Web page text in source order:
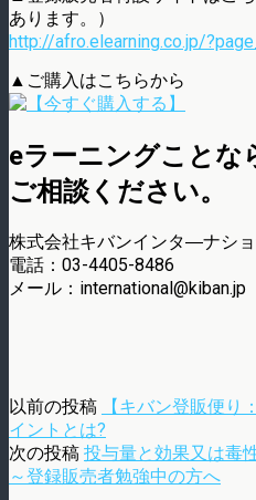
あります。）
http://afro.elearning.co.jp/
▲ご購入はこちらから
eラーニングことな
ご相談ください。
株式会社キバンインタ―ナシ
電話：03-4405-8486
メール：international@kiban.jp
以前の投稿
【キバン登販便り
イントとは?
次の投稿 投与量と効果又は毒
～登録販売者勉強中の方へ